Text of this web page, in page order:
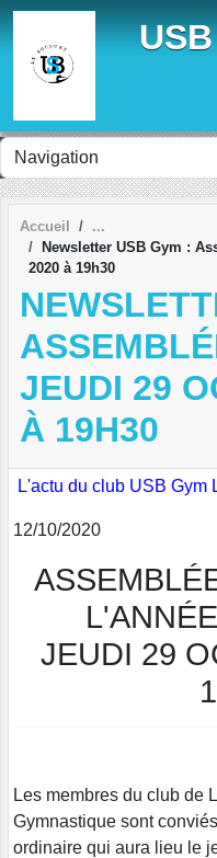
Accueil
Newsletter USB Gym :
2020 à 19h30
JEUDI 29
À 19H30
L'actu du club USB Gym
12/10/2020
JEUDI 29
Les membres du club de
Gymnastique sont
ordinaire qui aura lieu le
Panneau de gestion des